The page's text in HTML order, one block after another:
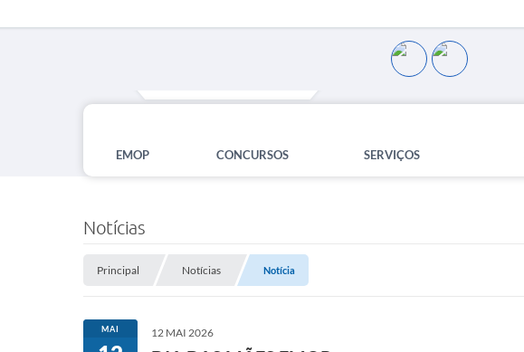
EMOP CONCURSOS SERVIÇOS
Notícias
Principal Notícias Notícia
MAI 12 MAI 2026